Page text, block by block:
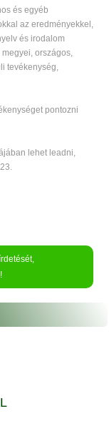
és egyéb
az eredményekkel,
és irodalom
országos,
tevékenység,
pontozni
lehet leadni,